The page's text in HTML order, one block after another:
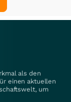
als den
einen aktuellen
um